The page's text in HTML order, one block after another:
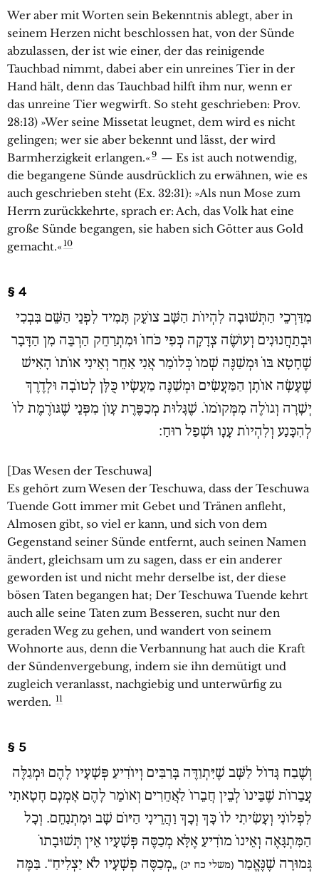
Wer aber mit Worten sein Bekenntnis ablegt, aber in
seinem Herzen nicht beschlossen hat, von der Sünde
abzulassen, der ist wie einer, der das reinigende
Tauchbad nimmt, dabei aber ein unreines Tier in der
Hand hält, denn das Tauchbad hilft ihm nur, wenn er
das unreine Tier wegwirft. So steht geschrieben: Prov.
28:13) »Wer seine Missetat leugnet, dem wird es nicht
gelingen; wer sie aber bekennt und lässt, der wird
Barmherzigkeit erlangen.« 9 — Es ist auch notwendig,
die begangene Sünde ausdrücklich zu erwähnen, wie es
auch geschrieben steht (Ex. 32:31): »Als nun Mose zum
Herrn zurückkehrte, sprach er: Ach, das Volk hat eine
große Sünde begangen, sie haben sich Götter aus Gold
gemacht.« 10
§ 4
מִדַּרְכֵי הַתְּשׁוּבָה לִהְיוֹת הַשָּׁב צוֹעֵק תָּמִיד לִפְנֵי הַשֵּׁם בִּבְכִי
וּבְתַחֲנוּנִים וְעוֹשֶׂה צְדָקָה כְּפִי כֹּחוֹ וּמִתְרַחֵק הַרְבֵּה מִן הַדָּבָר
שֶׁחָטָא בּוֹ וּמְשַׁנֶּה שְׁמוֹ כְּלוֹמַר אֲנִי אַחֵר וְאֵינִי אוֹתוֹ הָאִישׁ
שֶׁעָשָׂה אוֹתָן הַמַּעֲשִׂים וּמְשַׁנֶּה מַעֲשָׂיו כֻּלָּן לְטוֹבָה וּלְדֶרֶךְ
יְשָׁרָה וְגוֹלֶה מִמְּקוֹמוֹ. שֶׁגָּלוּת מְכַפֶּרֶת עָוֹן מִפְּנֵי שֶׁגּוֹרֶמֶת לוֹ
לְהִכָּנַע וְלִהְיוֹת עָנָו וּשְׁפַל רוּחַ:
[Das Wesen der Teschuwa]
Es gehört zum Wesen der Teschuwa, dass der Teschuwa
Tuende Gott immer mit Gebet und Tränen anfleht,
Almosen gibt, so viel er kann, und sich von dem
Gegenstand seiner Sünde entfernt, auch seinen Namen
ändert, gleichsam um zu sagen, dass er ein anderer
geworden ist und nicht mehr derselbe ist, der diese
bösen Taten begangen hat; Der Teschuwa Tuende kehrt
auch alle seine Taten zum Besseren, sucht nur den
geraden Weg zu gehen, und wandert von seinem
Wohnorte aus, denn die Verbannung hat auch die Kraft
der Sündenvergebung, indem sie ihn demütigt und
zugleich veranlasst, nachgiebig und unterwürfig zu
werden. 11
§ 5
וְשֶׁבַח גָּדוֹל לַשָּׁב שֶׁיִּתְוַדֶּה בָּרַבִּים וְיוֹדִיעַ פְּשָׁעָיו לָהֶם וּמְגַלֶּה
עֲבֵרוֹת שֶׁבֵּינוֹ לְבֵין חֲבֵרוֹ לַאֲחֵרִים וְאוֹמֵר לָהֶם אָמְנָם חָטָאתִי
לִפְלוֹנִי וְעָשִׂיתִי לוֹ כָּךְ וְכָךְ וַהֲרֵינִי הַיּוֹם שָׁב וּמִתְנַחֵם. וְכָל
הַמִּתְגָּאֶה וְאֵינוֹ מוֹדִיעַ אֶלָּא מְכַסֶּה פְּשָׁעָיו אֵין תְּשׁוּבָתוֹ
גְּמוּרָה שֶׁנֶּאֱמַר (משלי כח יג) „מְכַסֶּה פְשָׁעָיו לֹא יַצְלִיחַ“. בַּמֶּה